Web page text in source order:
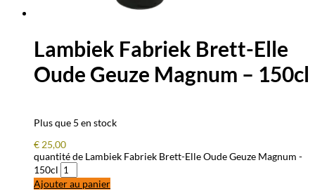
Lambiek Fabriek Brett-Elle
Oude Geuze Magnum – 150cl
Plus que 5 en stock
€ 25,00
quantité de Lambiek Fabriek Brett-Elle Oude Geuze Magnum -
150cl
Ajouter au panier